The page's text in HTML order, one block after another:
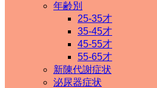
年齢別
25-35才
35-45才
45-55才
55-65才
新陳代謝症状
泌尿器症状